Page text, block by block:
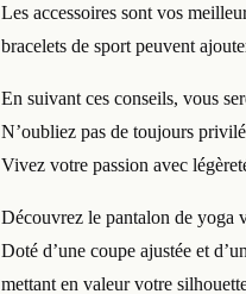
Les accessoires sont vos
bracelets de sport peuvent
En suivant ces conseils, vous
N’oubliez pas de toujours
Vivez votre passion avec
Découvrez le pantalon de yoga
Doté d’une coupe ajustée et
mettant en valeur votre